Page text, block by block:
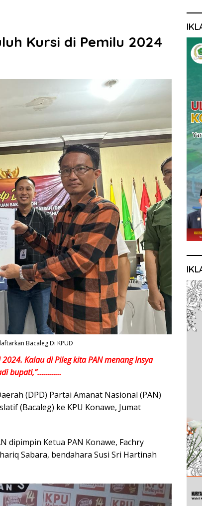
Kursi di Pemilu 2024
Bacaleg Di KPUD
Kalau di Pileg kita PAN menang Insya
bupati,”…………
(DPD) Partai Amanat Nasional (PAN)
(Bacaleg) ke KPU Konawe, Jumat
dipimpin Ketua PAN Konawe, Fachry
Sabara, bendahara Susi Sri Hartinah